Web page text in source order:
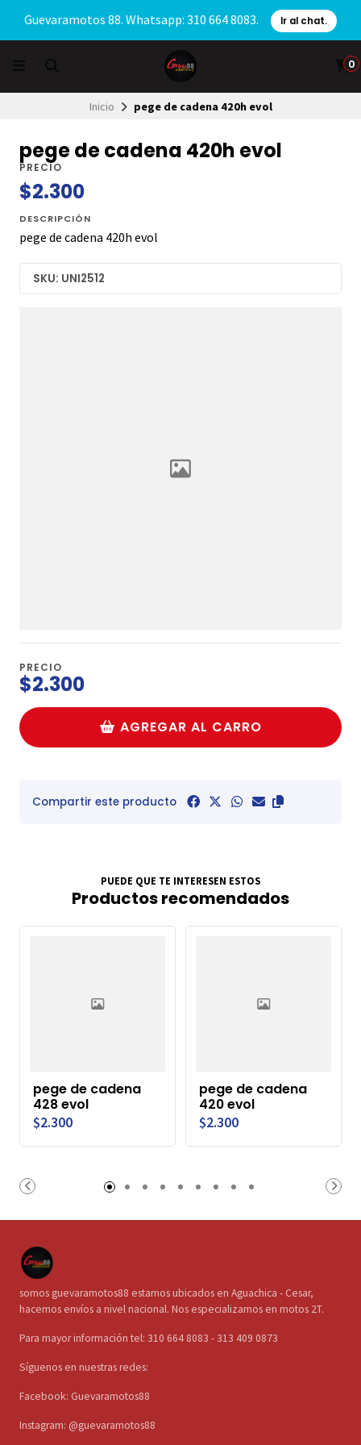
Guevaramotos 88. Whatsapp: 310 664 8083. Ir al chat.
0
Inicio pege de cadena 420h evol
pege de cadena 420h evol
PRECIO
$2.300
DESCRIPCIÓN
pege de cadena 420h evol
SKU: UNI2512
PRECIO
$2.300
AGREGAR AL CARRO
Compartir este producto
PUEDE QUE TE INTERESEN ESTOS
Productos recomendados
pege de cadena
428 evol
$2.300
pege de cadena
420 evol
$2.300
somos guevaramotos88 estamos ubicados en Aguachica - Cesar,
hacemos envíos a nivel nacional. Nos especializamos en motos 2T.
Para mayor información tel: 310 664 8083 - 313 409 0873
Síguenos en nuestras redes:
Facebook: Guevaramotos88
Instagram: @guevaramotos88